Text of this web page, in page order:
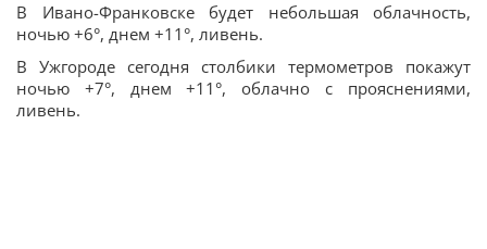
В Ивано-Франковске будет небольшая облачность,
ночью +6°, днем +11°, ливень.
В Ужгороде сегодня столбики термометров покажут
ночью +7°, днем +11°, облачно с прояснениями,
ливень.